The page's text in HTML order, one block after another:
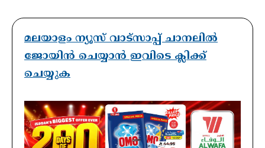
മലയാളം ന്യൂസ് വാട്സാപ്പ് ചാനലിൽ
ജോയിൻ ചെയ്യാൻ ഇവിടെ ക്ലിക്ക്
ചെയ്യുക